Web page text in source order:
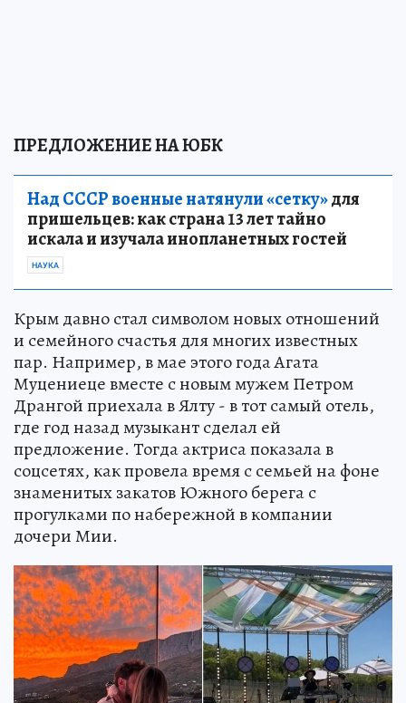
ПРЕДЛОЖЕНИЕ НА ЮБК
Над СССР военные натянули «сетку»для
пришельцев: как страна 13 лет тайно
искала и изучала инопланетных гостей
НАУКА
Крым давно стал символом новых отношений
и семейного счастья для многих известных
пар. Например, в мае этого года Агата
Муцениеце вместе с новым мужем Петром
Дрангой приехала в Ялту - в тот самый отель,
где год назад музыкант сделал ей
предложение. Тогда актриса показала в
соцсетях, как провела время с семьей на фоне
знаменитых закатов Южного берега с
прогулками по набережной в компании
дочери Мии.